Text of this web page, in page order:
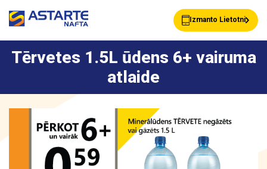
Izmanto Lietotni
Uzpildes stacijas Klientu Kartes
Tērvetes 1.5L ūdens 6+ vairuma
atlaide